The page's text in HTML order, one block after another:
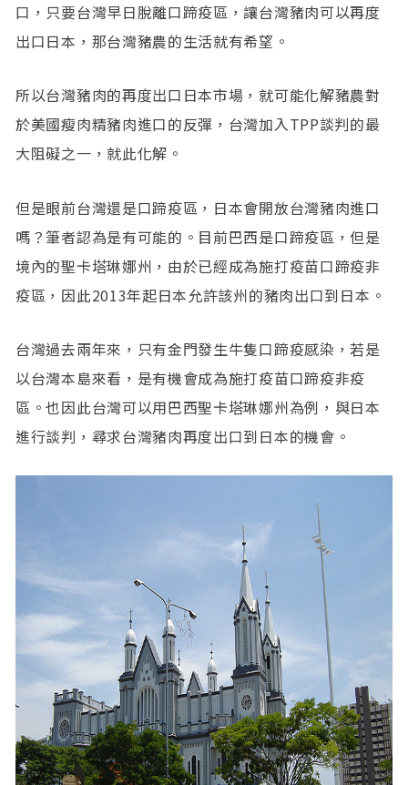
口，只要台灣早日脫離口蹄疫區，讓台灣豬肉可以再度
出口日本，那台灣豬農的生活就有希望。
所以台灣豬肉的再度出口日本市場，就可能化解豬農對
於美國瘦肉精豬肉進口的反彈，台灣加入TPP談判的最
大阻礙之一，就此化解。
但是眼前台灣還是口蹄疫區，日本會開放台灣豬肉進口
嗎？筆者認為是有可能的。目前巴西是口蹄疫區，但是
境內的聖卡塔琳娜州，由於已經成為施打疫苗口蹄疫非
疫區，因此2013年起日本允許該州的豬肉出口到日本。
台灣過去兩年來，只有金門發生牛隻口蹄疫感染，若是
以台灣本島來看，是有機會成為施打疫苗口蹄疫非疫
區。也因此台灣可以用巴西聖卡塔琳娜州為例，與日本
進行談判，尋求台灣豬肉再度出口到日本的機會。